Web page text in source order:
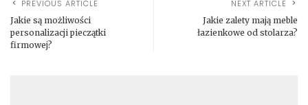
PREVIOUS ARTICLE
Jakie są możliwości
personalizacji pieczątki
firmowej?
NEXT ARTICLE
Jakie zalety mają meble
łazienkowe od stolarza?